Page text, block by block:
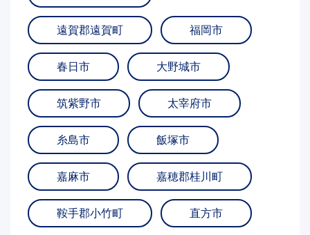
遠賀郡遠賀町 福岡市
春日市 大野城市
筑紫野市 太宰府市
糸島市 飯塚市
嘉麻市 嘉穂郡桂川町
鞍手郡小竹町 直方市